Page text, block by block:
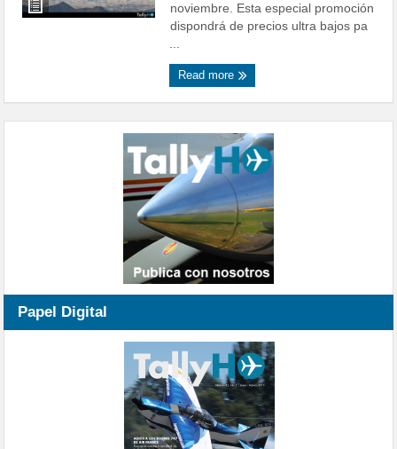
noviembre. Esta especial promoción
dispondrá de precios ultra bajos pa
...
Read more
Papel Digital